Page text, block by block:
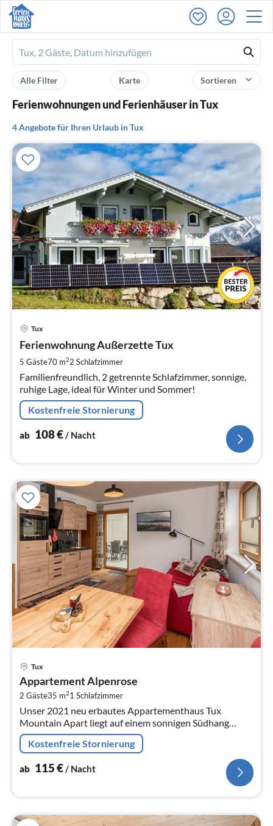
Ferienhausmiete
logo
Sortieren
Karte
Alle Filter
Ferienwohnungen und Ferienhäuser in Tux
4 Angebote für Ihren Urlaub in Tux
Tux
Ferienwohnung Außerzette Tux
5 Gäste70 m22 Schlafzimmer
Familienfreundlich, 2 getrennte Schlafzimmer, sonnige,
ruhige Lage, ideal für Winter und Sommer!
Kostenfreie Stornierung
ab 108€/ Nacht
Tux
Appartement Alpenrose
2 Gäste35 m21 Schlafzimmer
Unser 2021 neu erbautes Appartementhaus Tux
Mountain Apart liegt auf einem sonnigen Südhang
zwischen Lanersbach und Hintertux im Ortsgebiet von
Juns auf ca. 1350m Seehöhe.
Kostenfreie Stornierung
ab 115€/ Nacht